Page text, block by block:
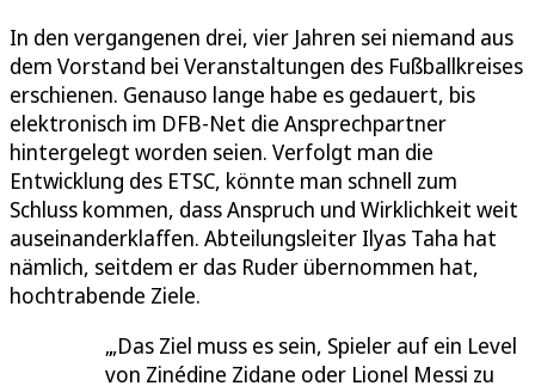
In den vergangenen drei, vier Jahren sei niemand aus
dem Vorstand bei Veranstaltungen des Fußballkreises
erschienen. Genauso lange habe es gedauert, bis
elektronisch im DFB-Net die Ansprechpartner
hintergelegt worden seien. Verfolgt man die
Entwicklung des ETSC, könnte man schnell zum
Schluss kommen, dass Anspruch und Wirklichkeit weit
auseinanderklaffen. Abteilungsleiter Ilyas Taha hat
nämlich, seitdem er das Ruder übernommen hat,
hochtrabende Ziele.
„Das Ziel muss es sein, Spieler auf ein Level
von Zinédine Zidane oder Lionel Messi zu